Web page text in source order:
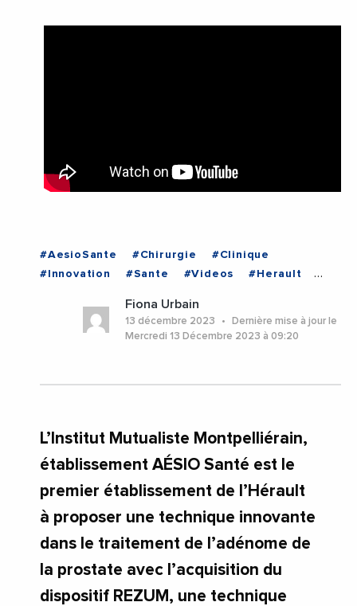
#AesioSante #Chirurgie
#Clinique
#Innovation
#Sante #Videos
#Herault
Fiona Urbain
13 décembre 2023
Dernière mise à jour le
Mercredi 13 Décembre 2023 à 09:20
L’Institut Mutualiste Montpelliérain,
établissement AÉSIO Santé est le
premier établissement de l’Hérault
à proposer une technique innovante
dans le traitement de l’adénome de
la prostate avec l’acquisition du
dispositif REZUM, une technique